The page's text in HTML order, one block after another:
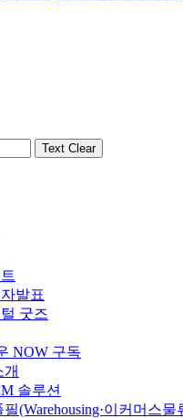
Text Clear
발표
굿즈
NOW 구독
솔루션
필(Warehousing·이커머스물